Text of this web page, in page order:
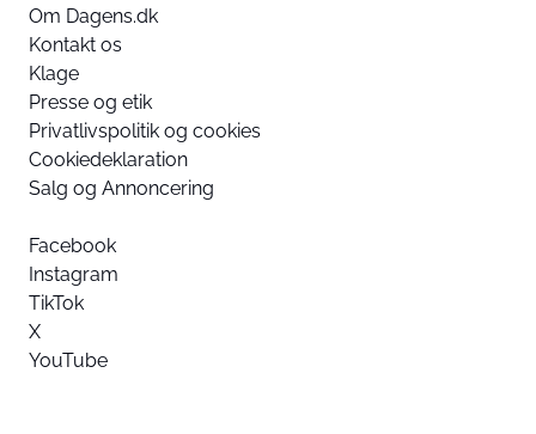
Om Dagens.dk
Kontakt os
Klage
Presse og etik
Privatlivspolitik og cookies
Cookiedeklaration
Salg og Annoncering
Facebook
Instagram
TikTok
X
YouTube